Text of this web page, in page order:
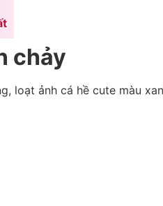
chảy
loạt ảnh cá hề cute màu